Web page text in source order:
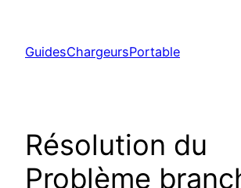
contenu
GuidesChargeursPortable
Résolution du
Problème